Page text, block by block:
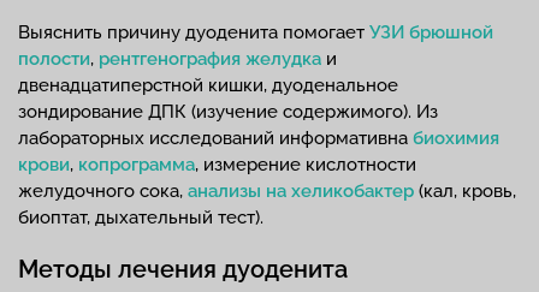
Выяснить причину дуоденита помогает УЗИ брюшной
полости, рентгенография желудка и
двенадцатиперстной кишки, дуоденальное
зондирование ДПК (изучение содержимого). Из
лабораторных исследований информативна биохимия
крови, копрограмма, измерение кислотности
желудочного сока, анализы на хеликобактер (кал, кровь,
биоптат, дыхательный тест).
Методы лечения дуоденита